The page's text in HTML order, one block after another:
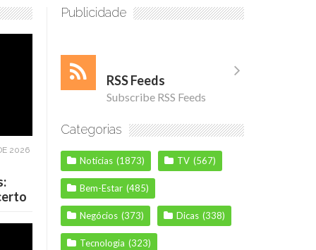
2026
Publicidade
RSS Feeds
Subscribe RSS Feeds
Categorias
Notícias (1873) TV (567)
Bem-Estar (485)
Negócios (373) Dicas (338)
Tecnologia (323)